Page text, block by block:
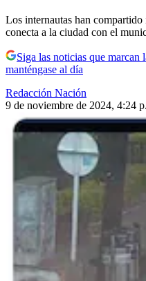
Los internautas han
conecta a la ciudad con el
Siga las noticias que marcan
manténgase al día
Redacción Nación
9 de noviembre de 2024, 4:24